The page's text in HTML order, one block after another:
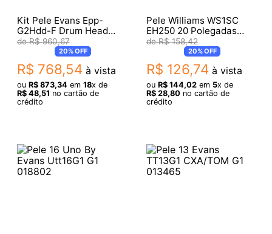
Kit Pele Evans Epp-
G2Hdd-F Drum Head
Pack 10/12/14-14 Hd
R$ 960,67
20%OFF
R$ 768,54 à vista
ou R$ 873,34em 18x de
R$ 48,51 no cartão de
crédito
Pele Williams WS1SC
EH250 20 Polegadas
Bumbo Black Filme
Simples Com Anel
Abafador
R$ 158,42
20%OFF
R$ 126,74 à vista
ou R$ 144,02em 5x de
R$ 28,80no cartão de
crédito